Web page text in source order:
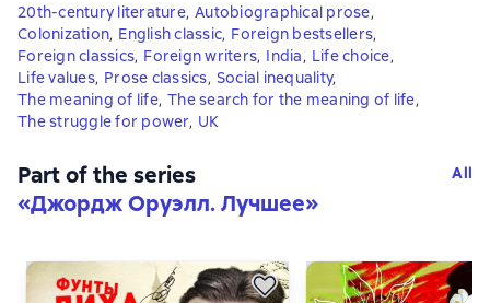
20th-century literature, Autobiographical prose,
Colonization, English classic, Foreign bestsellers,
Foreign classics, Foreign writers, India, Life choice,
Life values, Prose classics, Social inequality,
The meaning of life, The search for the meaning of life,
The struggle for power, UK
Part of the series
«Джордж Оруэлл. Лучшее»
All